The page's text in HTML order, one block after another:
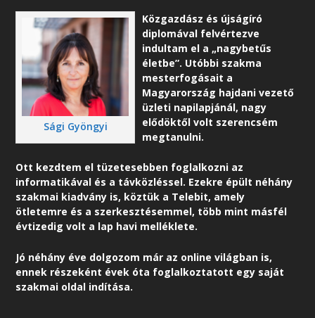
Sági Gyöngyi
Közgazdász és újságíró
diplomával felvértezve
indultam el a „nagybetűs
életbe”. Utóbbi szakma
mesterfogásait a
Magyarország hajdani vezető
üzleti napilapjánál, nagy
elődöktől volt szerencsém
megtanulni.
Ott kezdtem el tüzetesebben foglalkozni az
informatikával és a távközléssel. Ezekre épült néhány
szakmai kiadvány is, köztük a Telebit, amely
ötletemre és a szerkesztésemmel, több mint másfél
évtizedig volt a lap havi melléklete.
Jó néhány éve dolgozom már az online világban is,
ennek részeként évek óta foglalkoztatott egy saját
szakmai oldal indítása.